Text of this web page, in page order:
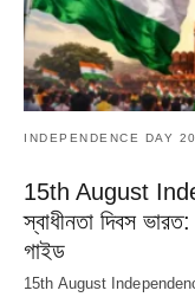
INDEPENDENCE DAY
15th August
স্বাধীনতা দিবস
গাইড
15th August Independence